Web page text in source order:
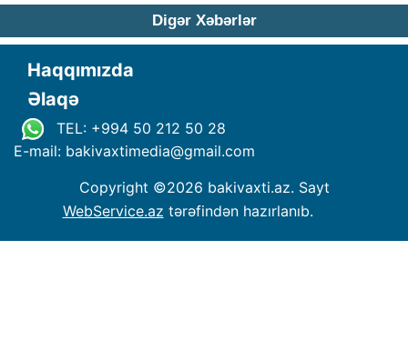
Digər Xəbərlər
Haqqımızda
Əlaqə
TEL: +994 50 212 50 28
E-mail: bakivaxtimedia@gmail.com
Copyright ©2026 bakivaxti.az. Sayt
WebService.az tərəfindən hazırlanıb.